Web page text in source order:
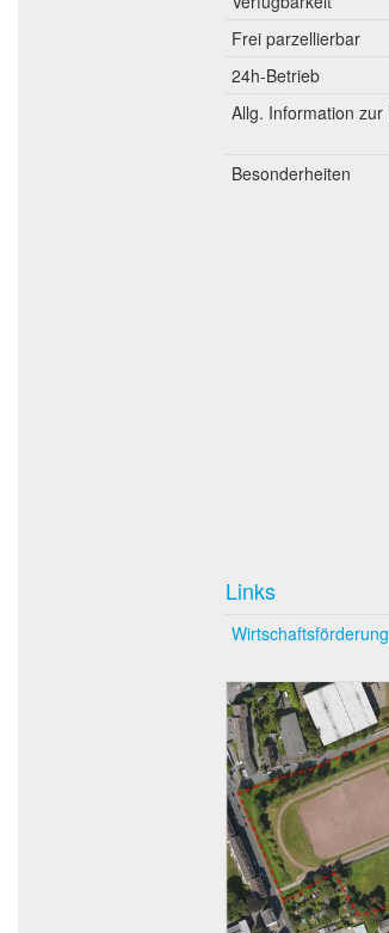
Frei parzellierbar
24h-Betrieb
Allg. Information zur
Besonderheiten
Links